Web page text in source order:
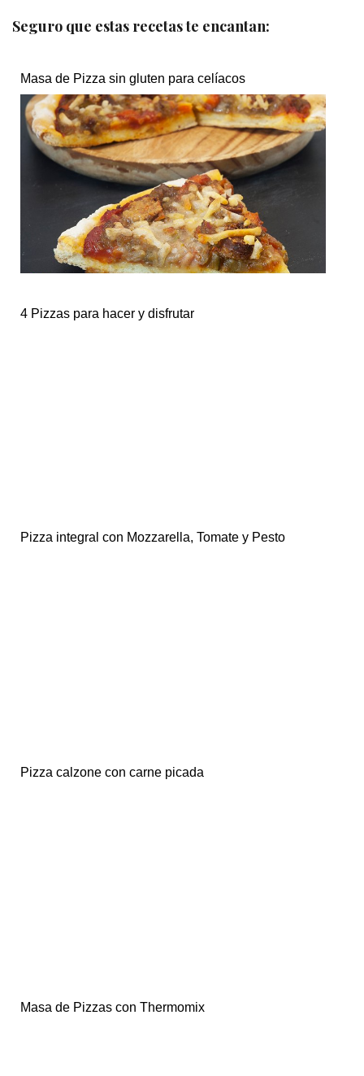
Seguro que estas recetas te encantan:
Masa de Pizza sin gluten para celíacos
4 Pizzas para hacer y disfrutar
Pizza integral con Mozzarella, Tomate y Pesto
Pizza calzone con carne picada
Masa de Pizzas con Thermomix